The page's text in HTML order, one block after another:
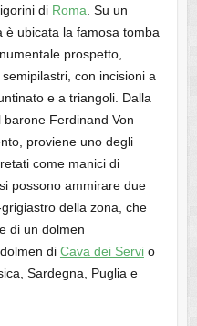
di Roma . Su un
è ubicata la famosa tomba
prospetto,
con incisioni a
e a triangoli. Dalla
Ferdinand Von
proviene uno degli
come manici di
possono ammirare due
della zona, che
di un dolmen
di Cava dei Servio
Sardegna, Puglia e